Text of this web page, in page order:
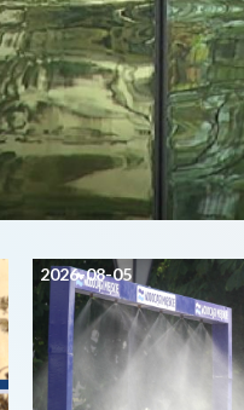
2026-08-05